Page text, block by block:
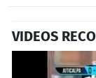
VIDEOS